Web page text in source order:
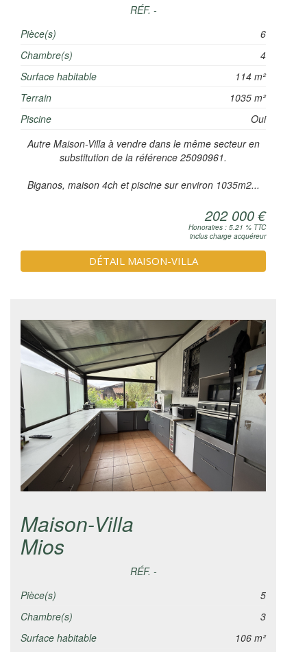
RÉF. -
Pièce(s)
6
Chambre(s)
4
Surface habitable
114 m²
Terrain
1035 m²
Piscine
Oui
Autre Maison-Villa à vendre dans le même secteur en
substitution de la référence 25090961.
Biganos, maison 4ch et piscine sur environ 1035m2...
202 000 €
Honoraires : 5.21 % TTC
inclus charge acquéreur
DÉTAIL MAISON-VILLA
Maison-Villa
Mios
RÉF. -
Pièce(s)
5
Chambre(s)
3
Surface habitable
106 m²